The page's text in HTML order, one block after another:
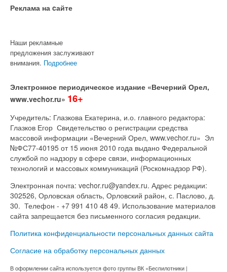
Реклама на cайте
Наши рекламные
предложения заслуживают
внимания. Подробнее
Электронное периодическое издание «Вечерний Орел,
www.vechor.ru» 16+
Учредитель: Глазкова Екатерина, и.о. главного редактора:
Глазков Егор Свидетельство о регистрации средства
массовой информации «Вечерний Орел, www.vechor.ru» Эл
№ФС77-40195 от 15 июня 2010 года выдано Федеральной
службой по надзору в сфере связи, информационных
технологий и массовых коммуникаций (Роскомнадзор РФ).
Электронная почта: vechor.ru@yandex.ru. Адрес редакции:
302526, Орловская область, Орловский район, с. Паслово, д.
30. Телефон - +7 991 410 48 49. Использование материалов
сайта запрещается без письменного согласия редакции.
Политика конфиденциальности персональных данных сайта
Согласие на обработку персональных данных
В оформлении сайта используется фото группы ВК «Беспилотники |